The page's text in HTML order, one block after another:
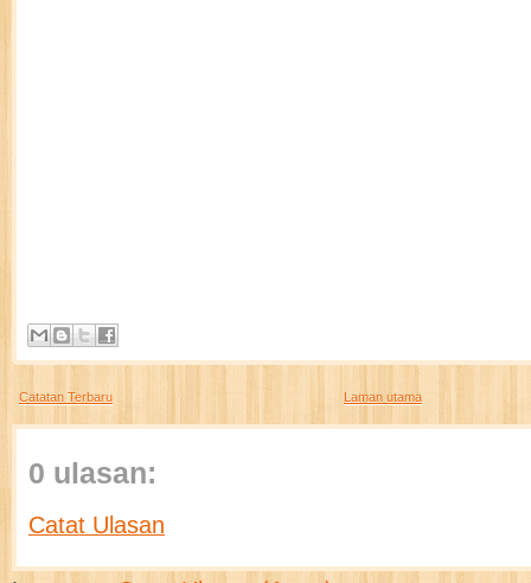
Catatan Terbaru Laman utama
0 ulasan:
Catat Ulasan